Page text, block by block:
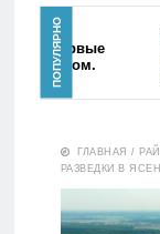
Главная
Новости
Мероприятия
ПОПУЛЯРНО
Первые
фэйком.
ГЛАВНАЯ /
РАЗВЕДКИ В